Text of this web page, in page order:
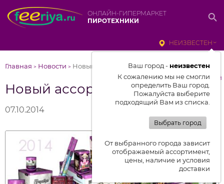
ОНЛАЙН-ГИПЕРМАРКЕТ
ПИРОТЕХНИКИ
НЕИЗВЕСТЕН
Ваш город - неизвестен
К сожалению мы не смогли
определить Ваш город.
Пожалуйста выберите
подходящий Вам из списка.
Выбрать город
От выбранного города зависит
отображаемый ассортимент,
цены, наличие и условия
доставки
Главная > Новости > Новый ассортимент-2014
Новый ассортимент-2014
к списку новостей
07.10.2014